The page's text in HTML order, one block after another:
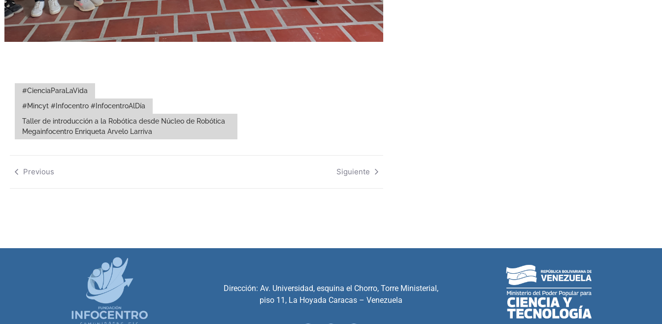
#CienciaParaLaVida
#Mincyt #Infocentro #InfocentroAlDía
Taller de introducción a la Robótica desde Núcleo de Robótica
Megainfocentro Enriqueta Arvelo Larriva
Previous Siguiente
Dirección: Av. Universidad, esquina el Chorro, Torre Ministerial,
piso 11, La Hoyada Caracas – Venezuela